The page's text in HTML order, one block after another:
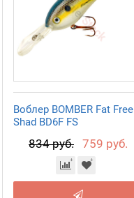
Воблер BOMBER Fat Free
Shad BD6F FS
834 руб. 759 руб.